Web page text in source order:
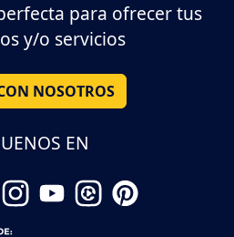
para ofrecer tus
y/o servicios
NOSOTROS
EN